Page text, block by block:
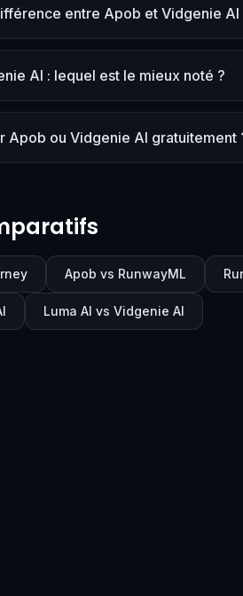
entre Apob et Vidgenie AI
AI : lequel est le mieux noté ?
Apob ou Vidgenie AI gratuitement
Apob vs RunwayML
Luma AI vs Vidgenie AI